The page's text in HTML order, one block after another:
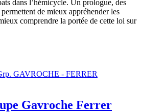
dans l’hémicycle. Un prologue, des
de mieux appréhender les
comprendre la portée de cette loi sur
GAVROCHE - FERRER
Gavroche Ferrer